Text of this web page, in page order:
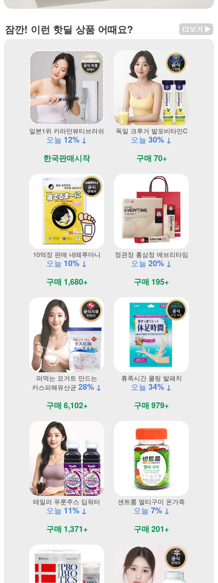
잠깐! 이런 핫딜 상품 어때요?
일본1위 카라만뷰티브러쉬
오늘 12% ↓
한국판매시작
독일 크루거 발포비타민C
오늘 30% ↓
구매 70+
10억장 판매 네떼루마니
오늘 10% ↓
구매 1,680+
정관장 홍삼정 에브리타임
오늘 20% ↓
구매 195+
떠먹는 요거트 만드는
카스피해유산균 28% ↓
구매 6,102+
휴족시간 쿨링 발패치
오늘 34% ↓
구매 979+
테일러 푸룬주스 딥워터
오늘 11% ↓
구매 1,371+
센트룸 멀티구미 온가족
오늘 7% ↓
구매 201+